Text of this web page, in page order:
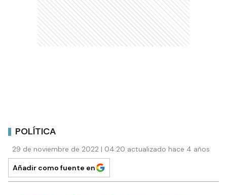
POLÍTICA
29 de noviembre de 2022 | 04:20 actualizado hace 4 años
Añadir como fuente en